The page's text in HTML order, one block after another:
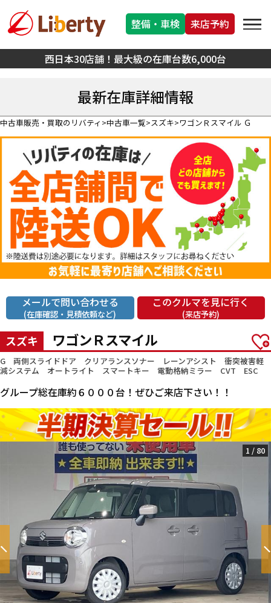
西日本30店舗！最大級の在庫台数6,000台
整備・車検 来店予約
最新在庫詳細情報
中古車販売・買取のリバティ 中古車一覧 スズキ ワゴンＲスマイル Ｇ
メールで問い合わせる
(在庫確認・見積依頼など)
このクルマを見に行く
(来店予約)
スズキ ワゴンＲスマイル
G 両側スライドドア クリアランスソナー レーンアシスト 衝突被害軽
減システム オートライト スマートキー 電動格納ミラー CVT ESC
グループ総在庫約６０００台！ぜひご来店下さい！！
1 / 80